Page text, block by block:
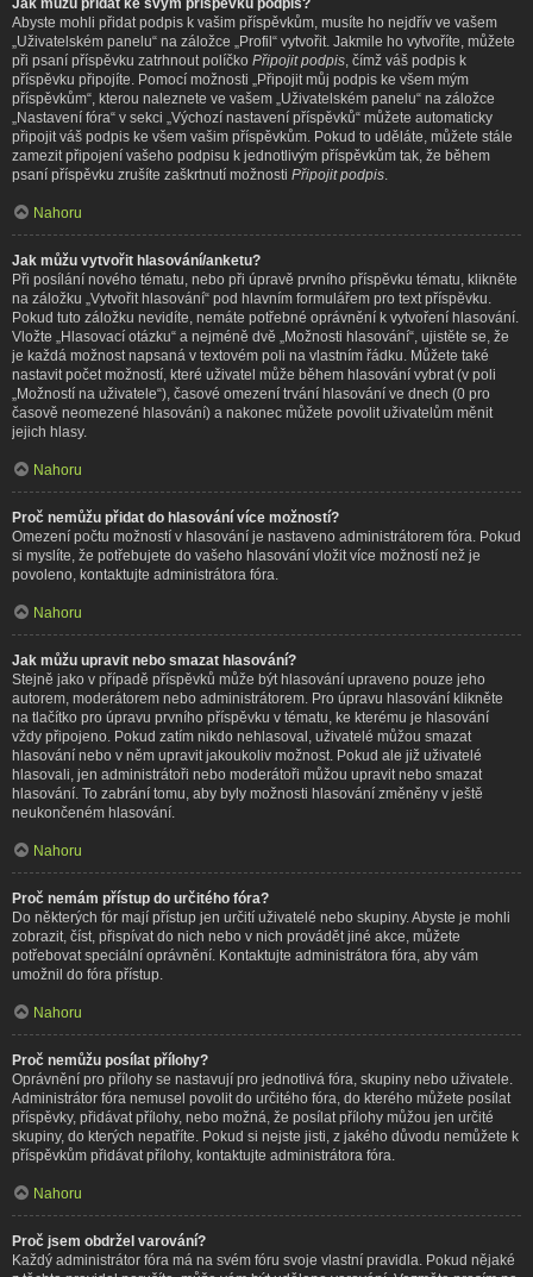
Abyste mohli přidat podpis k vašim příspěvkům, musíte ho nejdřív ve vašem
„Uživatelském panelu“ na záložce „Profil“ vytvořit. Jakmile ho vytvoříte, můžete
při psaní příspěvku zatrhnout políčko Připojit podpis , čímž váš podpis k
příspěvku připojíte. Pomocí možnosti „Připojit můj podpis ke všem mým
příspěvkům“, kterou naleznete ve vašem „Uživatelském panelu“ na záložce
„Nastavení fóra“ v sekci „Výchozí nastavení příspěvků“ můžete automaticky
připojit váš podpis ke všem vašim příspěvkům. Pokud to uděláte, můžete stále
zamezit připojení vašeho podpisu k jednotlivým příspěvkům tak, že během
psaní příspěvku zrušíte zaškrtnutí možnosti Připojit podpis
Nahoru
Jak můžu vytvořit hlasování/anketu?
Při posílání nového tématu, nebo při úpravě prvního příspěvku tématu, klikněte
na záložku „Vytvořit hlasování“ pod hlavním formulářem pro text příspěvku.
Pokud tuto záložku nevidíte, nemáte potřebné oprávnění k vytvoření hlasování.
Vložte „Hlasovací otázku“ a nejméně dvě „Možnosti hlasování“, ujistěte se, že
je každá možnost napsaná v textovém poli na vlastním řádku. Můžete také
nastavit počet možností, které uživatel může během hlasování vybrat (v poli
„Možností na uživatele“), časové omezení trvání hlasování ve dnech (0 pro
časově neomezené hlasování) a nakonec můžete povolit uživatelům měnit
jejich hlasy.
Nahoru
Proč nemůžu přidat do hlasování více možností?
Omezení počtu možností v hlasování je nastaveno administrátorem fóra. Pokud
si myslíte, že potřebujete do vašeho hlasování vložit více možností než je
povoleno, kontaktujte administrátora fóra.
Nahoru
Jak můžu upravit nebo smazat hlasování?
Stejně jako v případě příspěvků může být hlasování upraveno pouze jeho
autorem, moderátorem nebo administrátorem. Pro úpravu hlasování klikněte
na tlačítko pro úpravu prvního příspěvku v tématu, ke kterému je hlasování
vždy připojeno. Pokud zatím nikdo nehlasoval, uživatelé můžou smazat
hlasování nebo v něm upravit jakoukoliv možnost. Pokud ale již uživatelé
hlasovali, jen administrátoři nebo moderátoři můžou upravit nebo smazat
hlasování. To zabrání tomu, aby byly možnosti hlasování změněny v ještě
neukončeném hlasování.
Nahoru
Proč nemám přístup do určitého fóra?
Do některých fór mají přístup jen určití uživatelé nebo skupiny. Abyste je mohli
zobrazit, číst, přispívat do nich nebo v nich provádět jiné akce, můžete
potřebovat speciální oprávnění. Kontaktujte administrátora fóra, aby vám
umožnil do fóra přístup.
Nahoru
Proč nemůžu posílat přílohy?
Oprávnění pro přílohy se nastavují pro jednotlivá fóra, skupiny nebo uživatele.
Administrátor fóra nemusel povolit do určitého fóra, do kterého můžete posílat
příspěvky, přidávat přílohy, nebo možná, že posílat přílohy můžou jen určité
skupiny, do kterých nepatříte. Pokud si nejste jisti, z jakého důvodu nemůžete k
příspěvkům přidávat přílohy, kontaktujte administrátora fóra.
Nahoru
Proč jsem obdržel varování?
Každý administrátor fóra má na svém fóru svoje vlastní pravidla. Pokud nějaké